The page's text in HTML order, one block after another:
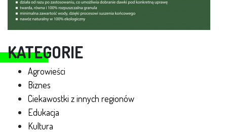
KATEGORIE
Agrowieści
Biznes
Ciekawostki z innych regionów
Edukacja
Kultura